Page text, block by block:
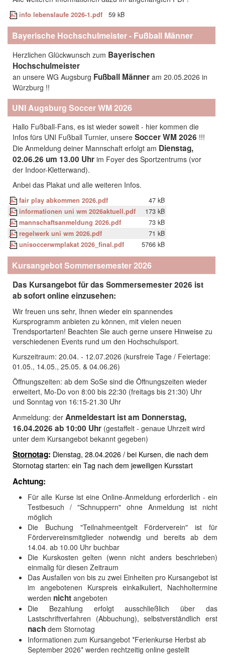
info lebenslaufe 2026-1.pdf 59 kB
Bayerische Hochschulmeister - Fußball Männer
Herzlichen Glückwunsch zum Bayerischen
Hochschulmeister
an unsere WG Augsburg Fußball Männer am 20.05.2026 in
Würzburg !!
UNI Augsburg Soccer WM 2026
Hallo Fußball-Fans, es ist wieder soweit - hier kommen die
Infos fürs UNI Fußball Turnier, unsere Soccer WM 2026 !!!
Die Anmeldung deiner Mannschaft erfolgt am Dienstag,
02.06.26 um 13.00 Uhr im Foyer des Sportzentrums (vor
der Indoor-Kletterwand).
Anbei das Plakat und alle weiteren Infos.
fair play abkommen 2026.pdf
47 kB
informationen uni wm 2026aktuell.pdf
173 kB
mannschaftsanmeldung 2026.pdf
73 kB
regelwerk uni wm 2026.pdf
71 kB
unisoccerwmplakat 2026_final.pdf
5766 kB
Kursangebot Sommersemester 2026
Das Kursangebot für das Sommersemester 2026 ist
ab sofort online einzusehen:
Wir freuen uns sehr, Ihnen wieder ein spannendes
Kursprogramm anbieten zu können, mit vielen neuen
Trendsportarten! Beachten Sie auch gerne unsere Hinweise zu
verschiedenen Events rund um den Hochschulsport.
Kurszeitraum: 20.04. - 12.07.2026 (kursfreie Tage / Feiertage:
01.05., 14.05., 25.05. & 04.06.26)
Öffnungszeiten: ab dem SoSe sind die Öffnungszeiten wieder
erweitert, Mo-Do von 8:00 bis 22:30 (freitags bis 21:30) Uhr
und Sonntag von 16:15-21.30 Uhr
Anmeldung: der Anmeldestart ist am Donnerstag,
16.04.2026 ab 10:00 Uhr (gestaffelt - genaue Uhrzeit wird
unter dem Kursangebot bekannt gegeben)
Stornotag: Dienstag, 28.04.2026 / bei Kursen, die nach dem
Stornotag starten: ein Tag nach dem jeweiligen Kursstart
Achtung:
Für alle Kurse ist eine Online-Anmeldung erforderlich - ein
Testbesuch / "Schnuppern" ohne Anmeldung ist nicht
möglich
Die Buchung "Teilnahmeentgelt Förderverein" ist für
Fördervereinsmitglieder notwendig und bereits ab dem
14.04. ab 10.00 Uhr buchbar
Die Kurskosten gelten (wenn nicht anders beschrieben)
einmalig für diesen Zeitraum
Das Ausfallen von bis zu zwei Einheiten pro Kursangebot ist
im angebotenen Kurspreis einkalkuliert, Nachholtermine
werden nicht angeboten
Die Bezahlung erfolgt ausschließlich über das
Lastschriftverfahren (Abbuchung), selbstverständlich erst
nach dem Stornotag
Informationen zum Kursangebot *Ferienkurse Herbst ab
September 2026* werden rechtzeitig online gestellt